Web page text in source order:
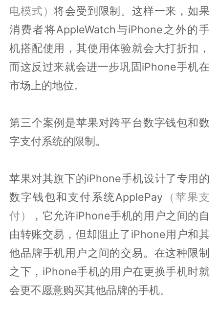
电模式）将会受到限制。这样一来，如果
消费者将AppleWatch与iPhone之外的手
机搭配使用，其使用体验就会大打折扣，
而这反过来就会进一步巩固iPhone手机在
市场上的地位。
第三个案例是苹果对跨平台数字钱包和数
字支付系统的限制。
苹果对其旗下的iPhone手机设计了专用的
数字钱包和支付系统ApplePay （苹果支
付）
，它允许iPhone手机的用户之间的自
由转账交易，但却阻止了iPhone用户和其
他品牌手机用户之间的交易。在这种限制
之下，iPhone手机的用户在更换手机时就
会更不愿意购买其他品牌的手机。